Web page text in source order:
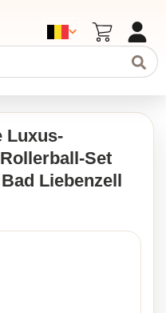
Luxus-
Set
Liebenzell